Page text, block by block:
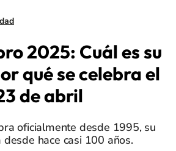
2025: Cuál es su
qué se celebra el
de abril
oficialmente desde 1995, su
hace casi 100 años.